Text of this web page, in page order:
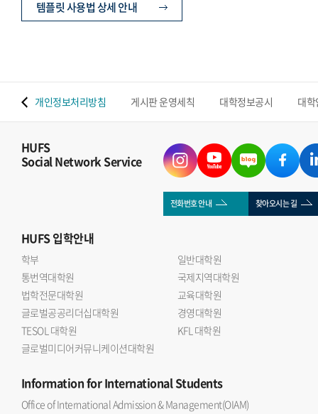
템플릿 사용법 상세 안내
개인정보처리방침 게시판 운영세칙 대학정보공시 대
HUFS
Social Network Service
전화번호 안내 찾아오시는 길
HUFS입학안내
학부
일반대학원
통번역대학원
국제지역대학원
법학전문대학원
교육대학원
글로벌공공리더십대학원
경영대학원
TESOL 대학원
KFL 대학원
글로벌미디어커뮤니케이션대학원
Informationfor International Students
Office of International Admission & Management(OIAM)